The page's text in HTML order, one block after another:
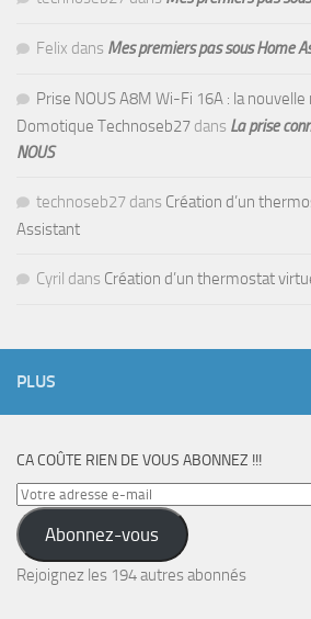
Felix dans Mes premiers pas sous Home
Prise NOUS A8M Wi-Fi 16A : la
Domotique Technoseb27 dans La prise
NOUS
technoseb27 dans Création d’un
Assistant
Cyril dans Création d’un thermostat
PLUS
CA COÛTE RIEN DE VOUS ABONNEZ !!!
Votre
adresse
e-
mail
Abonnez-vous
Rejoignez les 194 autres abonnés